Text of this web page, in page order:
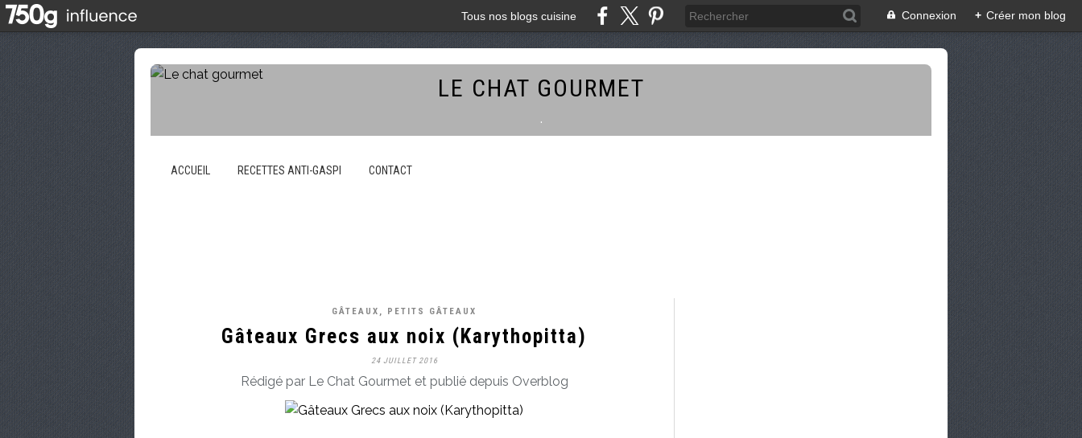
Tous nos blogs cuisine Connexion + Créer mon blog
LE CHAT GOURMET
.
ACCUEIL RECETTES ANTI-GASPI CONTACT
GÂTEAUX, PETITS GÂTEAUX
Gâteaux Grecs aux noix (Karythopitta)
24 JUILLET 2016
Rédigé par Le Chat Gourmet et publié depuis Overblog